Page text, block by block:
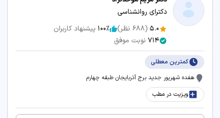
دکترای روانشناسی
5.0
(
688 نظر) 100٪ پیشنهاد کاربران
714 نوبت موفق
کمترین معطلی
هفده شهریور جدید برج آذربایجان طبقه چهارم
ویزیت در مطب